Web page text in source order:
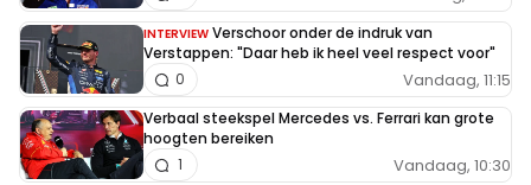
INTERVIEW Verschoor onder de indruk van
Verstappen: "Daar heb ik heel veel respect voor"
Vandaag, 11:15
0
Verbaal steekspel Mercedes vs. Ferrari kan grote
hoogten bereiken
Vandaag, 10:30
1